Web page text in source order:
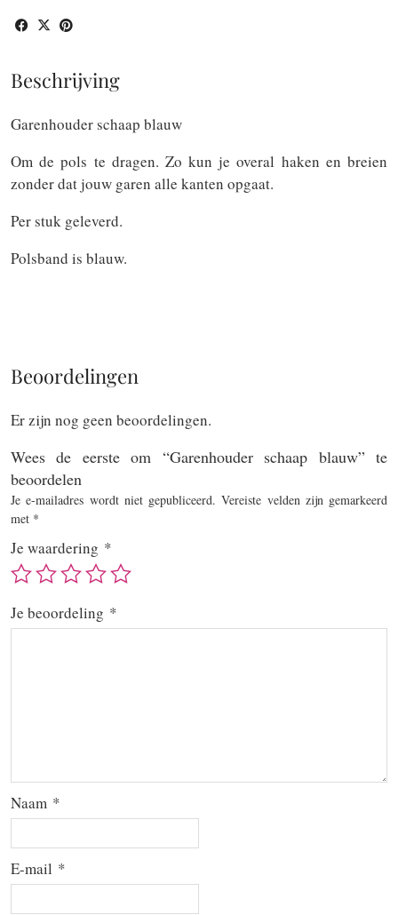
Beschrijving
Garenhouder schaap blauw
Om de pols te dragen. Zo kun je overal haken en breien
zonder dat jouw garen alle kanten opgaat.
Per stuk geleverd.
Polsband is blauw.
Beoordelingen
Er zijn nog geen beoordelingen.
Wees de eerste om “Garenhouder schaap blauw” te
beoordelen
Je e-mailadres wordt niet gepubliceerd. Vereiste velden zijn gemarkeerd
met *
Je waardering *
Je beoordeling *
Naam *
E-mail *